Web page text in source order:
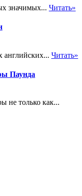
значимых... Читать»
английских... Читать»
Паунда
не только как...